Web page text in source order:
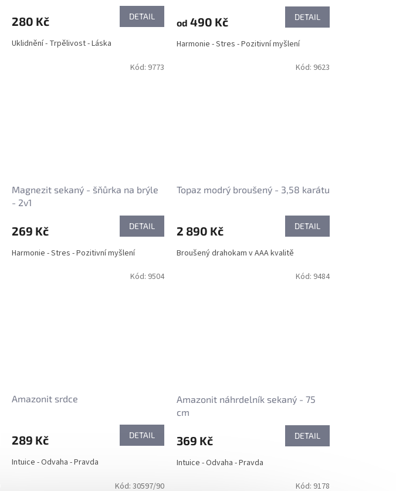
280 Kč DETAIL
Uklidnění - Trpělivost - Láska
od 490 Kč DETAIL
Harmonie - Stres - Pozitivní myšlení
Magnezit sekaný - šňůrka na brýle
- 2v1
269 Kč DETAIL
Harmonie - Stres - Pozitivní myšlení
Kód: 9773
Topaz modrý broušený - 3,58 karátu
2 890 Kč DETAIL
Broušený drahokam v AAA kvalitě
Kód: 9623
Amazonit srdce
289 Kč DETAIL
Intuice - Odvaha - Pravda
Kód: 9504
Amazonit náhrdelník sekaný - 75
cm
369 Kč DETAIL
Intuice - Odvaha - Pravda
Kód: 9484
Kód: 30597/90 Kód: 9178